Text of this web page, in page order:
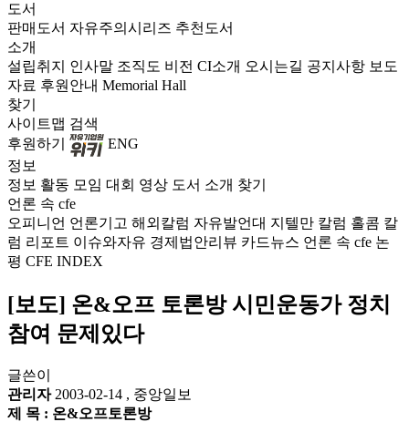
도서
판매도서 자유주의시리즈 추천도서
소개
설립취지 인사말 조직도 비전 CI소개 오시는길 공지사항 보도
자료 후원안내 Memorial Hall
찾기
사이트맵 검색
후원하기
ENG
정보
정보 활동 모임 대회 영상 도서 소개 찾기
언론 속 cfe
오피니언 언론기고 해외칼럼 자유발언대 지텔만 칼럼 홀콤 칼
럼 리포트 이슈와자유 경제법안리뷰 카드뉴스 언론 속 cfe 논
평 CFE INDEX
[보도] 온&오프 토론방 시민운동가 정치
참여 문제있다
글쓴이
관리자 2003-02-14 , 중앙일보
제 목 : 온&오프토론방